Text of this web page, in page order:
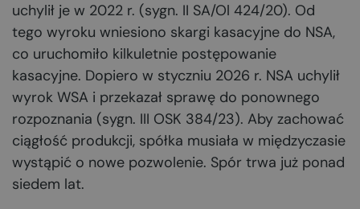
uchylił je w 2022 r. (sygn. II SA/Ol 424/20). Od
tego wyroku wniesiono skargi kasacyjne do NSA,
co uruchomiło kilkuletnie postępowanie
kasacyjne. Dopiero w styczniu 2026 r. NSA uchylił
wyrok WSA i przekazał sprawę do ponownego
rozpoznania (sygn. III OSK 384/23). Aby zachować
ciągłość produkcji, spółka musiała w międzyczasie
wystąpić o nowe pozwolenie. Spór trwa już ponad
siedem lat.